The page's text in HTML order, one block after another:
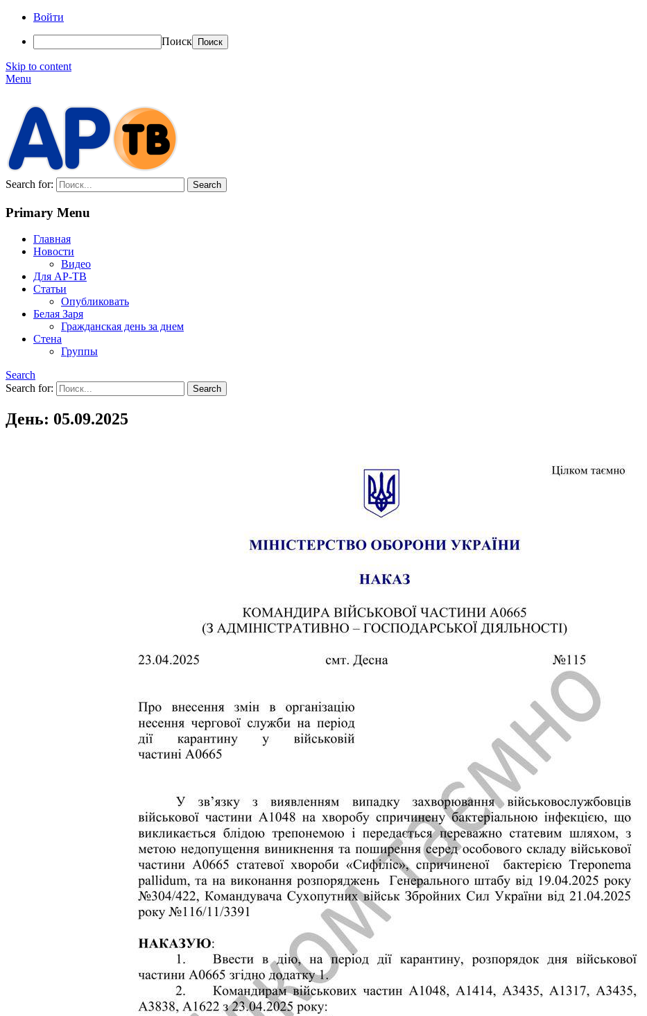
Войти
Поиск
Skip to content
Menu
Search for:
Primary Menu
Главная
Новости
Видео
Для АР-ТВ
Статьи
Опубликовать
Белая Заря
Гражданская день за днем
Стена
Группы
Search
Search for:
День: 05.09.2025